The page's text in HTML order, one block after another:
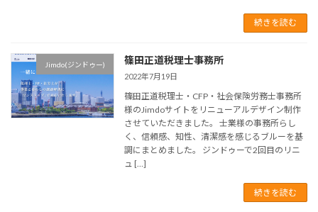
続きを読む
Jimdo(ジンドゥー) 篠田正道税理士事務所
2022年7月19日
篠田正道税理士・CFP・社会保険労務士事務所
様のJimdoサイトをリニューアルデザイン制作
させていただきました。 士業様の事務所らし
く、信頼感、知性、清潔感を感じるブルーを基
調にまとめました。 ジンドゥーで2回目のリニ
ュ […]
続きを読む